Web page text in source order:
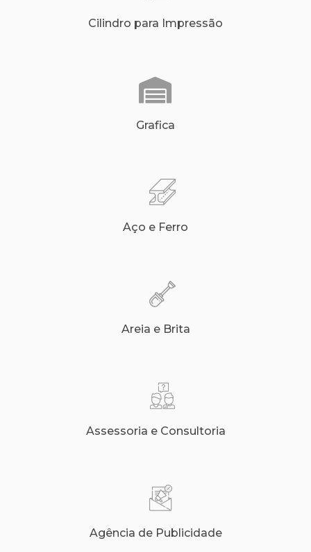
Cilindro para Impressão
Grafica
Aço e Ferro
Areia e Brita
Assessoria e Consultoria
Agência de Publicidade